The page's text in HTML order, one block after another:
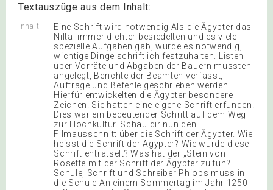
Textauszüge aus dem Inhalt:
Inhalt
Eine Schrift wird notwendig Als die Ägypter das
Niltal immer dichter besiedelten und es viele
spezielle Aufgaben gab, wurde es notwendig,
wichtige Dinge schriftlich festzuhalten. Listen
über Vorräte und Abgaben der Bauern mussten
angelegt, Berichte der Beamten verfasst,
Aufträge und Befehle geschrieben werden.
Hierfür entwickelten die Ägypter besondere
Zeichen. Sie hatten eine eigene Schrift erfunden!
Dies war ein bedeutender Schritt auf dem Weg
zur Hochkultur. Schau dir nun den
Filmausschnitt über die Schrift der Ägypter. Wie
heisst die Schrift der Ägypter? Wie wurde diese
Schrift enträtselt? Was hat der „Stein von
Rosette mit der Schrift der Ägypter zu tun?
Schule, Schrift und Schreiber Phiops muss in
die Schule An einem Sommertag im Jahr 1250